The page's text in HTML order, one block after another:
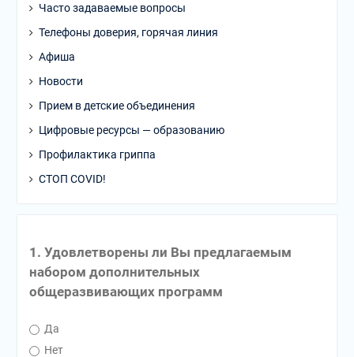
Часто задаваемые вопросы
Телефоны доверия, горячая линия
Афиша
Новости
Прием в детские объединения
Цифровые ресурсы — образованию
Профилактика гриппа
СТОП COVID!
1. Удовлетворены ли Вы предлагаемым
набором дополнительных
общеразвивающих программ
Да
Нет